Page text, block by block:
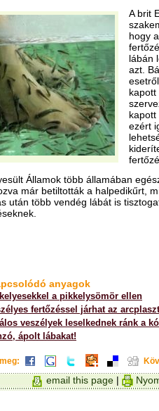
A brit
hogy
lábán
azt.
kapott
ezért
Államok több államában
már betiltották a halpedikűrt,
után több vendég lábát is
anyagok
a pikkelysömör ellen
fertőzéssel járhat az
veszélyek leselkednek ránk a
ápolt lábakat!
email this page |